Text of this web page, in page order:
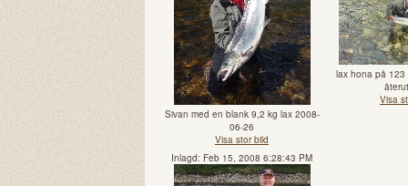
Sivan med en blank 9,2 kg lax 2008-
06-26
Visa stor bild
lax hona på 123
Visa
Inlagd: Feb 15, 2008 6:28:43 PM